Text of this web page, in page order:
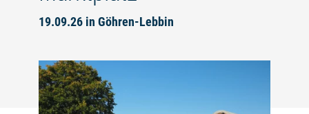
19.09.26 in Göhren-Lebbin